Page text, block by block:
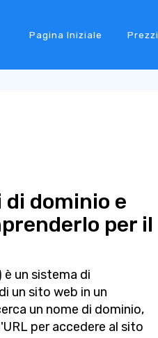
Pagina Iniziale Prezzi
dominio e
per il
è un sistema di
un sito web in un
un nome di dominio,
per accedere al sito